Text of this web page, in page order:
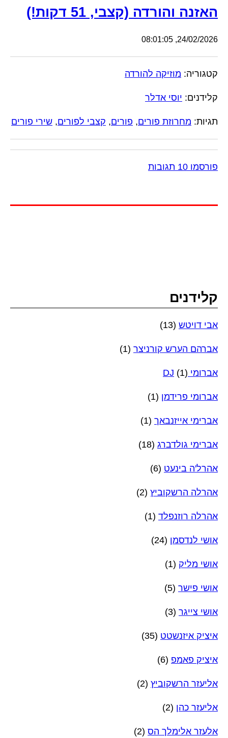
האזנה והורדה (קצבי, 51 דקות!)
24/02/2026, 08:01:05
קטגוריה: מוזיקה להורדה
קלידנים: יוסי אדלר
תגיות: מחרוזת פורים, פורים, קצבי לפורים, שירי פורים
פורסמו 10 תגובות
קלידנים
אבי דויטש (13)
אברהם הערש קורניצר (1)
אברומי DJ (1)
אברומי פרידמן (1)
אברימי אייזנבאך (1)
אברימי גולדברג (18)
אהרל'ה בינעט (6)
אהרלה הרשקוביץ (2)
אהרלה רוזנפלד (1)
אושי לנדסמן (24)
אושי מליק (1)
אושי פישר (5)
אושי צייגר (3)
איציק איזנשטט (35)
איציק פאמפ (6)
אליעזר הרשקוביץ (2)
אליעזר כהן (2)
אלעזר אלימלך הס (2)